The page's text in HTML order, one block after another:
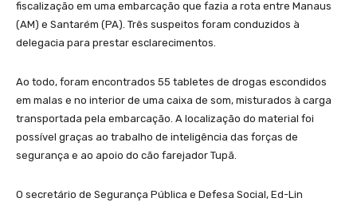
fiscalização em uma embarcação que fazia a rota entre Manaus
(AM) e Santarém (PA). Três suspeitos foram conduzidos à
delegacia para prestar esclarecimentos.
Ao todo, foram encontrados 55 tabletes de drogas escondidos
em malas e no interior de uma caixa de som, misturados à carga
transportada pela embarcação. A localização do material foi
possível graças ao trabalho de inteligência das forças de
segurança e ao apoio do cão farejador Tupã.
O secretário de Segurança Pública e Defesa Social, Ed-Lin